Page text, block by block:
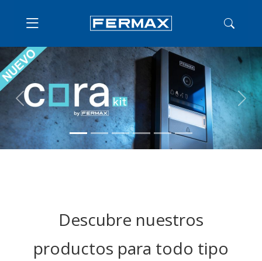
Previous Next
Descubre nuestros
productos para todo tipo